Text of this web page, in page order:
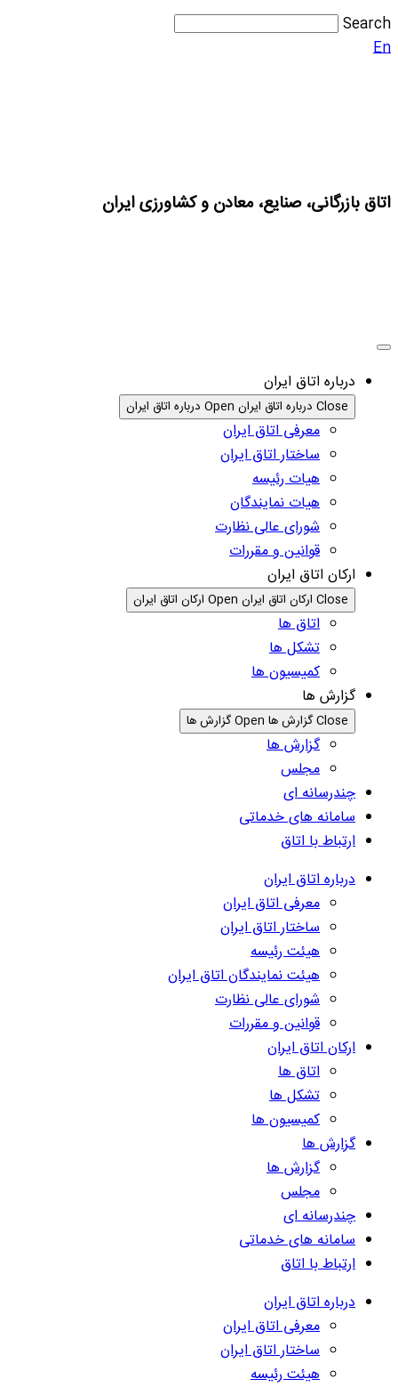
Search
En
اتاق بازرگانی، صنایع، معادن و کشاورزی ایران
درباره اتاق ایران
Close درباره اتاق ایران Open درباره اتاق ایران
معرفی اتاق ایران
ساختار اتاق ایران
هیات رئیسه
هیات نمایندگان
شورای عالی نظارت
قوانین و مقررات
ارکان اتاق ایران
Close ارکان اتاق ایران Open ارکان اتاق ایران
اتاق ها
تشکل ها
کمیسیون ها
گزارش ها
Close گزارش ها Open گزارش ها
گزارش ها
مجلس
چندرسانه ای
سامانه های خدماتی
ارتباط با اتاق
درباره اتاق ایران
معرفی اتاق ایران
ساختار اتاق ایران
هیئت رئیسه
هیئت نمایندگان اتاق ایران
شورای عالی نظارت
قوانین و مقررات
ارکان اتاق ایران
اتاق ها
تشکل ها
کمیسیون ها
گزارش ها
گزارش ها
مجلس
چندرسانه ای
سامانه های خدماتی
ارتباط با اتاق
درباره اتاق ایران
معرفی اتاق ایران
ساختار اتاق ایران
هیئت رئیسه